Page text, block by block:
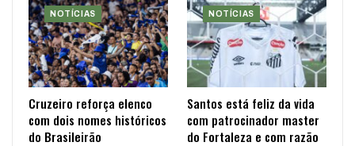
NOTÍCIAS
Cruzeiro reforça elenco
com dois nomes históricos
do Brasileirão
NOTÍCIAS
Santos está feliz da vida
com patrocinador master
do Fortaleza e com razão